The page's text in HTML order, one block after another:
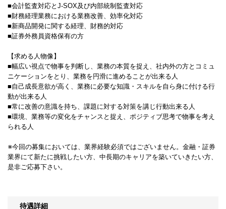
■会計監査対応とJ-SOX及び内部統制監査対応
■財務経理業務における業務改善、効率化対応
■新商品開発に関する経理、財務的対応
■証券外務員資格保有の方
【求める人物像】
■幅広い視点で物事を判断し、業務の本質を捉え、社内外の方とコミュ
ニケーションをとり、業務を円滑に進めることが出来る人
■自己成長意欲が高く、業務に必要な知識・スキルを自ら身に付ける行
動が出来る人
■常に改善の意識を持ち、課題に対する対策を講じ行動出来る人
■環境、業務等の変化をチャンスと捉え、ポジティブ思考で物事を考え
られる人
※今回の募集においては、業界経験必須ではございません。金融・証券
業界にて新たに挑戦したい方、中長期のキャリアを築いていきたい方、
是非ご応募下さい。
待遇詳細